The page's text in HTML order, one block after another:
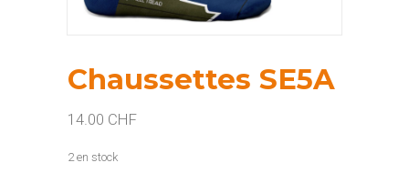
Chaussettes SE5A
14.00 CHF
2 en stock